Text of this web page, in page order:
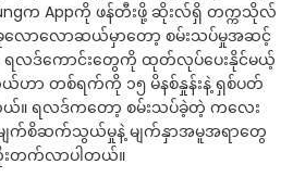
က Appကို ဖန်တီးဖို့ ဆိုးလ်ရှိ တက္ကသိုလ်
အခုလောလောဆယ်မှာတော့ စမ်းသပ်မှုအဆင့်
ရလဒ်ကောင်းတွေကို ထုတ်လုပ်ပေးနိုင်မယ့်
ဟာ တစ်ရက်ကို ၁၅ မိနစ်နှုန်းနဲ့ ရှစ်ပတ်
ယ်။ ရလဒ်ကတော့ စမ်းသပ်ခဲ့တဲ့ ကလေး
မျက်စိဆက်သွယ်မှုနဲ့ မျက်နှာအမူအရာတွေ
တက်လာပါတယ်။